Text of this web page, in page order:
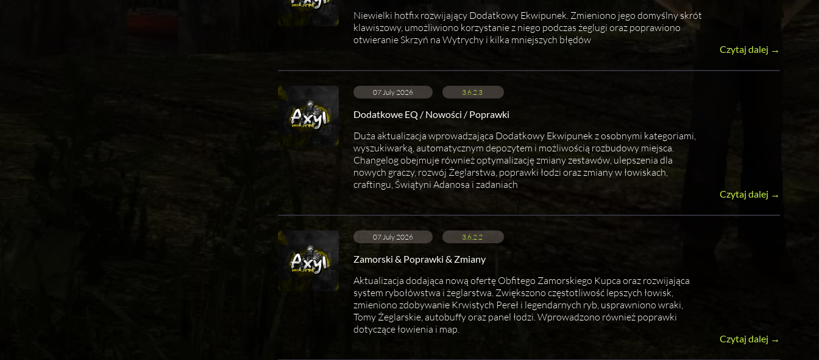
Niewielki hotfix rozwijający Dodatkowy Ekwipunek. Zmieniono jego domyślny skrót
klawiszowy, umożliwiono korzystanie z niego podczas żeglugi oraz poprawiono
otwieranie Skrzyń na Wytrychy i kilka mniejszych błędów
Czytaj dalej →
07 July 2026 3.6.2.3
Dodatkowe EQ / Nowości / Poprawki
Duża aktualizacja wprowadzająca Dodatkowy Ekwipunek z osobnymi kategoriami,
wyszukiwarką, automatycznym depozytem i możliwością rozbudowy miejsca.
Changelog obejmuje również optymalizację zmiany zestawów, ulepszenia dla
nowych graczy, rozwój Żeglarstwa, poprawki łodzi oraz zmiany w łowiskach,
craftingu, Świątyni Adanosa i zadaniach
Czytaj dalej →
07 July 2026 3.6.2.2
Zamorski & Poprawki & Zmiany
Aktualizacja dodająca nową ofertę Obfitego Zamorskiego Kupca oraz rozwijająca
system rybołówstwa i żeglarstwa. Zwiększono częstotliwość lepszych łowisk,
zmieniono zdobywanie Krwistych Pereł i legendarnych ryb, usprawniono wraki,
Tomy Żeglarskie, autobuffy oraz panel łodzi. Wprowadzono również poprawki
dotyczące łowienia i map.
Czytaj dalej →